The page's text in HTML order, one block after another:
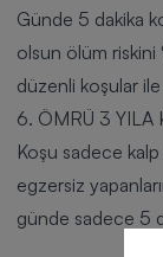
Günde 5 dakika
olsun ölüm riskini
düzenli koşular
6. ÖMRÜ 3 YILA
Koşu sadece kalp
egzersiz
günde sadece 5